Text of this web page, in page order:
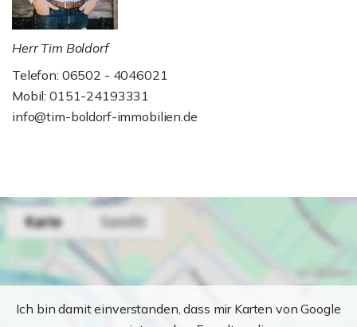
Herr Tim Boldorf
Telefon: 06502 - 4046021
Mobil: 0151-24193331
info@tim-boldorf-immobilien.de
Ich bin damit einverstanden, dass mir Karten von Google